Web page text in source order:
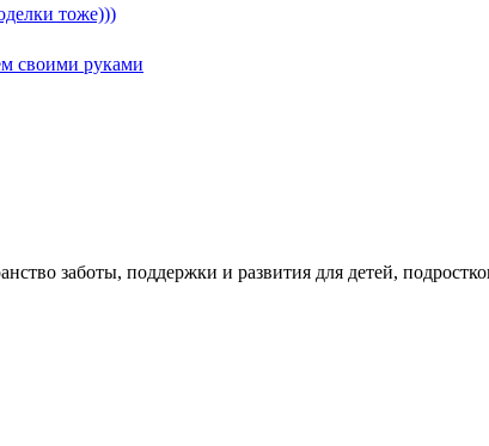
тоже)))
своими руками
заботы, поддержки и развития для детей,